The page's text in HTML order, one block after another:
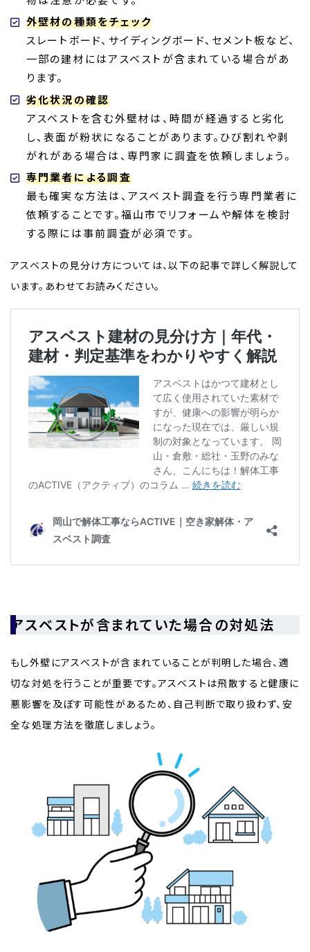
外壁材の種類をチェック
スレートボード、サイディングボード、セメント板など、
一部の建材にはアスベストが含まれている場合があ
ります。
劣化状況の確認
アスベストを含む外壁材は、時間が経過すると劣化
し、表面が粉状になることがあります。ひび割れや剥
がれがある場合は、専門家に調査を依頼しましょう。
専門業者による調査
最も確実な方法は、アスベスト調査を行う専門業者に
依頼することです。福山市でリフォームや解体を検討
する際には事前調査が必須です。
アスベストの見分け方については、以下の記事で詳しく解説して
います。あわせてお読みください。
アスベストが含まれていた場合の対処法
もし外壁にアスベストが含まれていることが判明した場合、適
切な対処を行うことが重要です。アスベストは飛散すると健康に
悪影響を及ぼす可能性があるため、自己判断で取り扱わず、安
全な処理方法を徹底しましょう。